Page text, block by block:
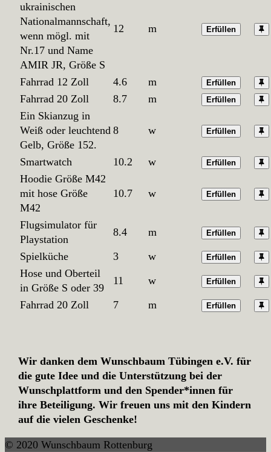
ukrainischen
Nationalmannschaft,
wenn mögl. mit
Nr.17 und Name
AMIR JR, Größe S
12 m Erfüllen
Fahrrad 12 Zoll 4.6 m Erfüllen
Fahrrad 20 Zoll 8.7 m Erfüllen
Ein Skianzug in
Weiß oder leuchtend
Gelb, Größe 152.
8 w Erfüllen
Smartwatch 10.2 w Erfüllen
Hoodie Größe M42
mit hose Größe
M42
10.7 w Erfüllen
Flugsimulator für
Playstation
8.4 m Erfüllen
Spielküche 3 w Erfüllen
Hose und Oberteil
in Größe S oder 39
11 w Erfüllen
Fahrrad 20 Zoll 7 m Erfüllen
Wir danken dem Wunschbaum Tübingen e.V. für
die gute Idee und die Unterstützung bei der
Wunschplattform und den Spender*innen für
ihre Beteiligung. Wir freuen uns mit den Kindern
auf die vielen Geschenke!
© 2020 Wunschbaum Rottenburg